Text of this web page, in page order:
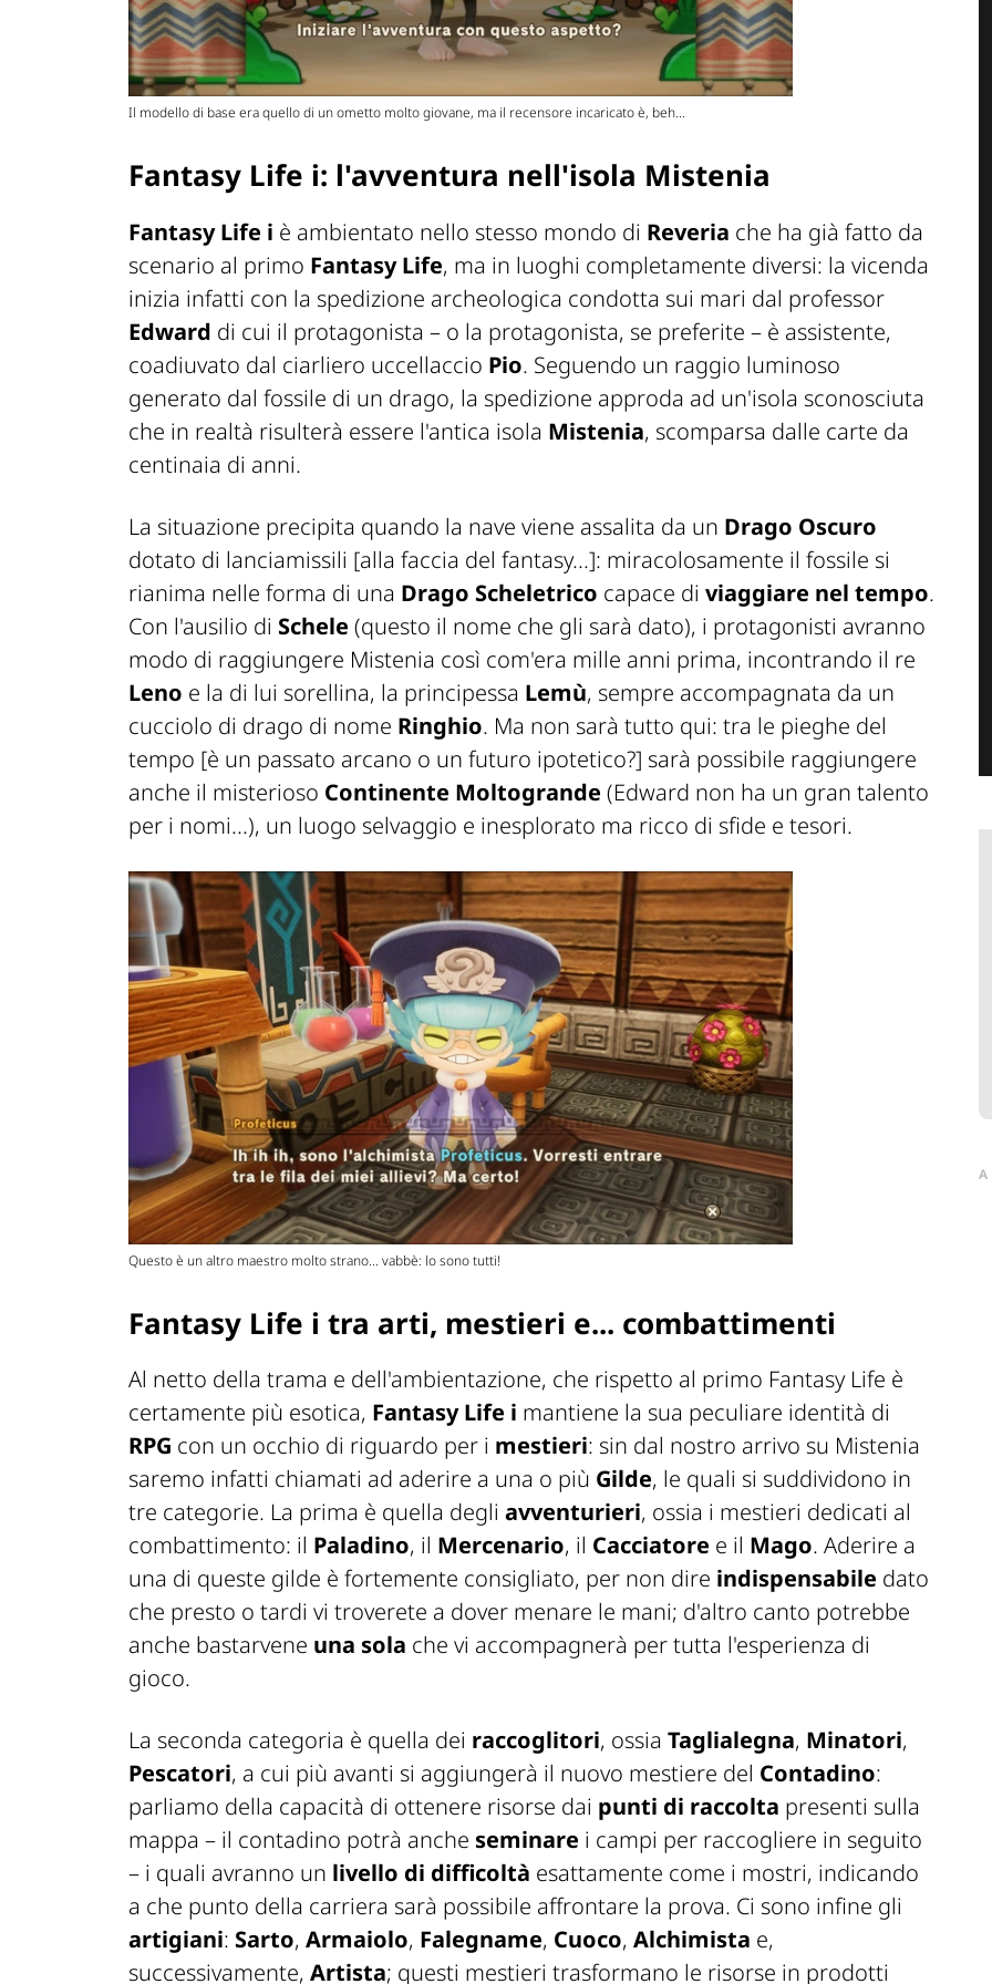
Il modello di base era quello di un ometto molto giovane, ma il recensore incaricato è, beh...
Fantasy Life i: l'avventura nell'isola Mistenia
Fantasy Life i è ambientato nello stesso mondo di Reveria che ha già fatto da
scenario al primo Fantasy Life, ma in luoghi completamente diversi: la vicenda
inizia infatti con la spedizione archeologica condotta sui mari dal professor
Edward di cui il protagonista – o la protagonista, se preferite – è assistente,
coadiuvato dal ciarliero uccellaccio Pio. Seguendo un raggio luminoso
generato dal fossile di un drago, la spedizione approda ad un'isola sconosciuta
che in realtà risulterà essere l'antica isola Mistenia, scomparsa dalle carte da
centinaia di anni.
La situazione precipita quando la nave viene assalita da un Drago Oscuro
dotato di lanciamissili [alla faccia del fantasy...]: miracolosamente il fossile si
rianima nelle forma di una Drago Scheletrico capace di viaggiare nel tempo.
Con l'ausilio di Schele (questo il nome che gli sarà dato), i protagonisti avranno
modo di raggiungere Mistenia così com'era mille anni prima, incontrando il re
Leno e la di lui sorellina, la principessa Lemù, sempre accompagnata da un
cucciolo di drago di nome Ringhio. Ma non sarà tutto qui: tra le pieghe del
tempo [è un passato arcano o un futuro ipotetico?] sarà possibile raggiungere
anche il misterioso Continente Moltogrande (Edward non ha un gran talento
per i nomi...), un luogo selvaggio e inesplorato ma ricco di sfide e tesori.
Questo è un altro maestro molto strano... vabbè: lo sono tutti!
Fantasy Life i tra arti, mestieri e... combattimenti
Al netto della trama e dell'ambientazione, che rispetto al primo Fantasy Life è
certamente più esotica, Fantasy Life i mantiene la sua peculiare identità di
RPG con un occhio di riguardo per i mestieri: sin dal nostro arrivo su Mistenia
saremo infatti chiamati ad aderire a una o più Gilde, le quali si suddividono in
tre categorie. La prima è quella degli avventurieri, ossia i mestieri dedicati al
combattimento: il Paladino, il Mercenario, il Cacciatore e il Mago. Aderire a
una di queste gilde è fortemente consigliato, per non dire indispensabile dato
che presto o tardi vi troverete a dover menare le mani; d'altro canto potrebbe
anche bastarvene una sola che vi accompagnerà per tutta l'esperienza di
gioco.
La seconda categoria è quella dei raccoglitori, ossia Taglialegna, Minatori,
Pescatori, a cui più avanti si aggiungerà il nuovo mestiere del Contadino:
parliamo della capacità di ottenere risorse dai punti di raccolta presenti sulla
mappa – il contadino potrà anche seminare i campi per raccogliere in seguito
– i quali avranno un livello di difficoltà esattamente come i mostri, indicando
a che punto della carriera sarà possibile affrontare la prova. Ci sono infine gli
artigiani: Sarto, Armaiolo, Falegname, Cuoco, Alchimista e,
successivamente, Artista; questi mestieri trasformano le risorse in prodotti